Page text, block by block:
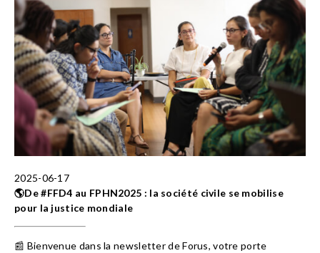
2025-06-17
🌎De #FFD4 au FPHN2025 : la société civile se mobilise
pour la justice mondiale
📰 Bienvenue dans la newsletter de Forus, votre porte